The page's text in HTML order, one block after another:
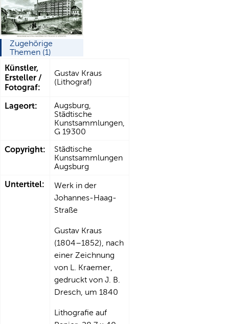
Zugehörige
Themen (1)
Künstler,
Ersteller /
Fotograf:
Gustav Kraus
(Lithograf)
Lageort:
Augsburg,
Städtische
Kunstsammlungen,
G 19300
Copyright:
Städtische
Kunstsammlungen
Augsburg
Untertitel:
Werk in der
Johannes-Haag-
Straße
Gustav Kraus
(1804–1852), nach
einer Zeichnung
von L. Kraemer,
gedruckt von J. B.
Dresch, um 1840
Lithografie auf